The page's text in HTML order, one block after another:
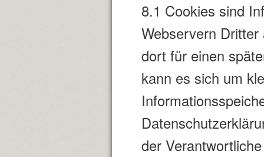
8.1 Cookies sind
Webservern
dort für einen
kann es sich um
der